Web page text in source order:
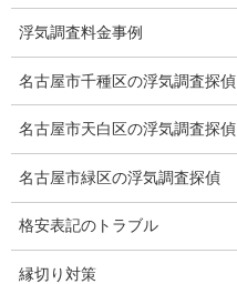
探偵塾
お問い合わせ
愛知県内出張面談実施中
浮気調査専門
浮気調査料金事例
名古屋市千種区の浮気調査探偵
名古屋市天白区の浮気調査探偵
名古屋市緑区の浮気調査探偵
格安表記のトラブル
縁切り対策